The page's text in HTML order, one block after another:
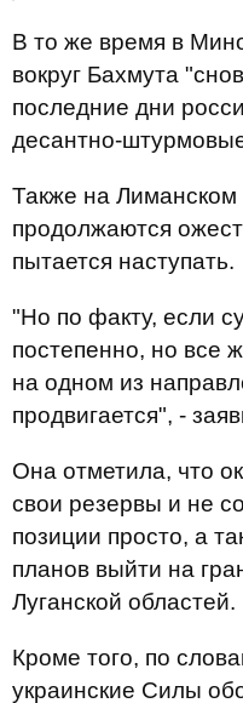
В то же время в
вокруг Бахмута
последние дни
десантно-
Также на Лиманском
продолжаются
пытается наступать.
"Но по факту, если
постепенно, но все
на одном из
продвигается", -
Она отметила, что
свои резервы и не
позиции просто, а
планов выйти на
Луганской областей.
Кроме того, по
украинские Силы